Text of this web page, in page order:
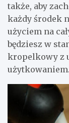
także, aby
każdy środek
użyciem na
będziesz w
kropelkowy z
użytkowaniem.